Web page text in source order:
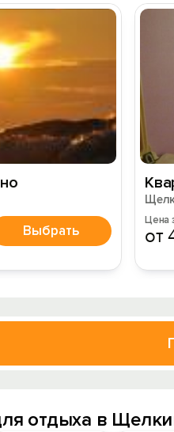
Выбрать
Цена
от
отдыха в